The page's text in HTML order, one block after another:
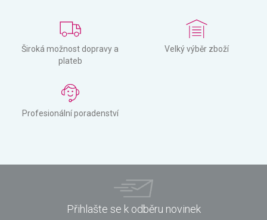
Široká možnost dopravy a
plateb
Velký výběr zboží
Profesionální poradenství
Přihlašte se k odběru novinek